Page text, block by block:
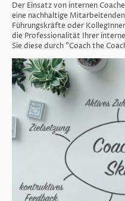
Der Einsatz von internen
eine nachhaltige
Führungskräfte oder
die Professionalität Ihrer
Sie diese durch "Coach the